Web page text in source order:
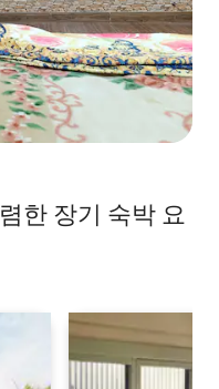
한 장기 숙박 요